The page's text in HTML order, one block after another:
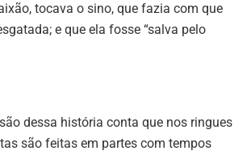
tocava o sino, que fazia com que
e que ela fosse “salva pelo
dessa história conta que nos ringues
são feitas em partes com tempos